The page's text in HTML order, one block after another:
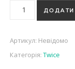
K-pop альбомДОДАТИ
Артикул: Невідомо
Категорія: Twice